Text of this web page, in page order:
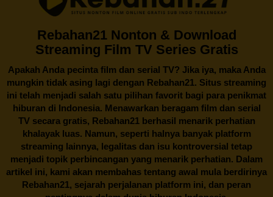
Rebahan21 Nonton & Download
Streaming Film TV Series Gratis
Apakah Anda pecinta film dan serial TV? Jika iya, maka Anda
mungkin tidak asing lagi dengan Rebahan21. Situs streaming
ini telah menjadi salah satu pilihan favorit bagi para penikmat
hiburan di Indonesia. Menawarkan beragam film dan serial
TV secara gratis, Rebahan21berhasil menarik perhatian
khalayak luas. Namun, seperti halnya banyak platform
streaming lainnya, legalitas dan isu kontroversial tetap
menjadi topik perbincangan yang menarik perhatian. Dalam
artikel ini, kami akan membahas tentang awal mula berdirinya
Rebahan21, sejarah perjalanan platform ini, dan peran